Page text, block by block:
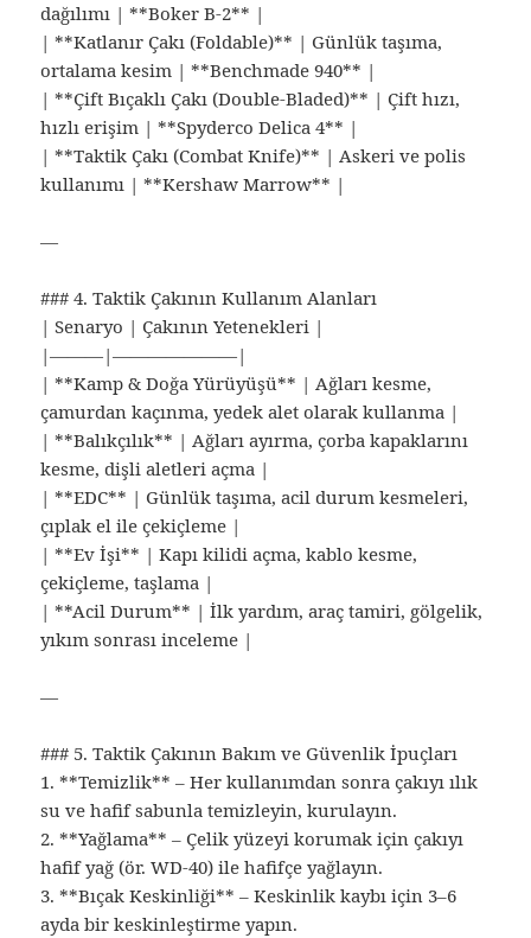
dağılımı | **Boker B-2** |
| **Katlanır Çakı (Foldable)** | Günlük taşıma,
ortalama kesim | **Benchmade 940** |
| **Çift Bıçaklı Çakı (Double-Bladed)** | Çift hızı,
hızlı erişim | **Spyderco Delica 4** |
| **Taktik Çakı (Combat Knife)** | Askeri ve polis
kullanımı | **Kershaw Marrow** |
—
### 4. Taktik Çakının Kullanım Alanları
| Senaryo | Çakının Yetenekleri |
|———|———————|
| **Kamp & Doğa Yürüyüşü** | Ağları kesme,
çamurdan kaçınma, yedek alet olarak kullanma |
| **Balıkçılık** | Ağları ayırma, çorba kapaklarını
kesme, dişli aletleri açma |
| **EDC** | Günlük taşıma, acil durum kesmeleri,
çıplak el ile çekiçleme |
| **Ev İşi** | Kapı kilidi açma, kablo kesme,
çekiçleme, taşlama |
| **Acil Durum** | İlk yardım, araç tamiri, gölgelik,
yıkım sonrası inceleme |
—
### 5. Taktik Çakının Bakım ve Güvenlik İpuçları
1. **Temizlik** – Her kullanımdan sonra çakıyı ılık
su ve hafif sabunla temizleyin, kurulayın.
2. **Yağlama** – Çelik yüzeyi korumak için çakıyı
hafif yağ (ör. WD-40) ile hafifçe yağlayın.
3. **Bıçak Keskinliği** – Keskinlik kaybı için 3–6
ayda bir keskinleştirme yapın.